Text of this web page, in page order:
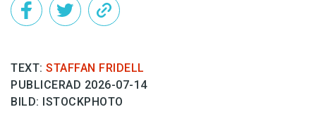
TEXT: STAFFAN FRIDELL
PUBLICERAD 2026-07-14
BILD: ISTOCKPHOTO